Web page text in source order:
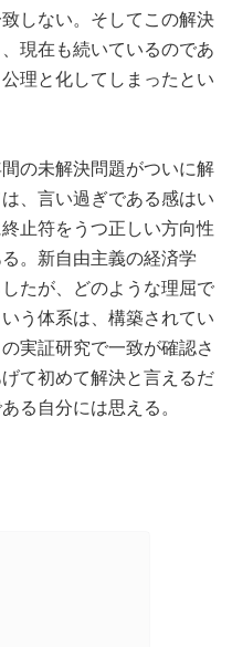
しない。そしてこの解決
現在も続いているのであ
理と化してしまったとい
の未解決問題がついに解
、言い過ぎである感はい
止符をうつ正しい方向性
。新自由主義の経済学
たが、どのような理屈で
う体系は、構築されてい
実証研究で一致が確認さ
て初めて解決と言えるだ
る自分には思える。